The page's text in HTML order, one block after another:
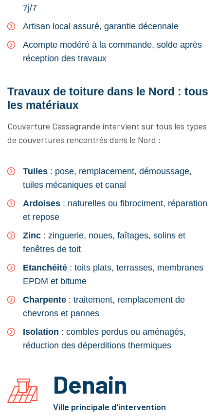
7j/7
Artisan local assuré, garantie décennale
Acompte modéré à la commande, solde après
réception des travaux
Travaux de toiture dans le Nord : tous
les matériaux
Couverture Cassagrande intervient sur tous les types
de couvertures rencontrés dans le Nord :
Tuiles : pose, remplacement, démoussage,
tuiles mécaniques et canal
Ardoises : naturelles ou fibrociment, réparation
et repose
Zinc : zinguerie, noues, faîtages, solins et
fenêtres de toit
Etanchéité : toits plats, terrasses, membranes
EPDM et bitume
Charpente : traitement, remplacement de
chevrons et pannes
Isolation : combles perdus ou aménagés,
réduction des déperditions thermiques
Denain
Ville principale d'intervention